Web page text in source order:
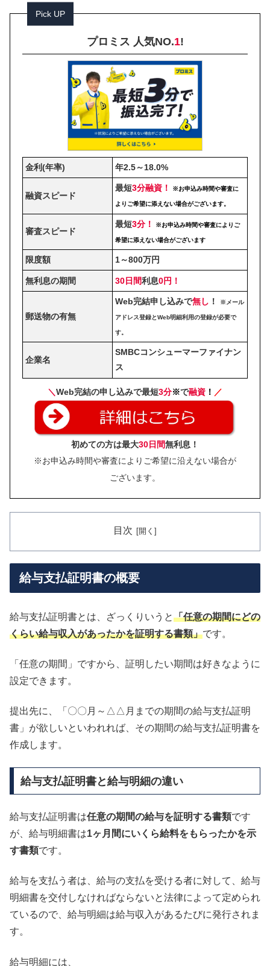
Pick UP
プロミス 人気NO.1!
金利(年率) 年2.5～18.0%
融資スピード
最短3分融資！ ※お申込み時間や審査に
よりご希望に添えない場合がございます。
審査スピード
最短3分！ ※お申込み時間や審査によりご
希望に添えない場合がございます
限度額 1～800万円
無利息の期間 30日間利息0円！
郵送物の有無
Web完結申し込みで無し ！ ※メール
アドレス登録とWeb明細利用の登録が必要で
す。
企業名
SMBCコンシューマーファイナン
ス
＼Web完結の申し込みで最短3分※で融資 ！ ／
初めての方は最大30日間無利息！
※お申込み時間や審査によりご希望に沿えない場合が
ございます。
目次
給与支払証明書の概要
給与支払証明書とは、ざっくりいうと「任意の期間にどの
くらい給与収入があったかを証明する書類」です。
「任意の期間」ですから、証明したい期間は好きなように
設定できます。
提出先に、「〇〇月～△△月までの期間の給与支払証明
書」が欲しいといわれれば、その期間の給与支払証明書を
作成します。
給与支払証明書と給与明細の違い
給与支払証明書は任意の期間の給与を証明する書類です
が、給与明細書は1ヶ月間にいくら給料をもらったかを示
す書類です。
給与を支払う者は、給与の支払を受ける者に対して、給与
明細書を交付しなければならないと法律によって定められ
ているので、給与明細は給与収入があるたびに発行されま
す。
給与明細には、